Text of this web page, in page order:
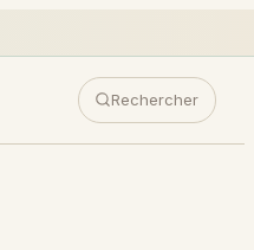
Rechercher